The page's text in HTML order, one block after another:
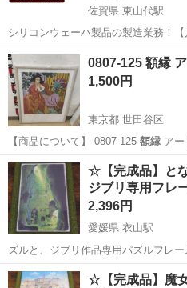
佐賀県 東山代駅
シリコンウェーハ製品の製造業務！
やカップルとの応募OK◎年間休日
実♪業務はクリーンルームで快適作業
300円～の格安食堂あり！《佐...
佐賀 伊万里市 東山代駅
0807-125 額縁
1,500円
東京都 世田谷区
【商品について】 0807-125 額縁
東京 世田谷区 インテリア雑
​☆【完成品】と
ジブリ専用フレ
2,396円
愛媛県 衣山駅
ズルと、ジブリ作品専用パズルフレー
ルはすでに綺麗…
愛媛 松山市 衣山駅 パズル
​☆【完成品】魔